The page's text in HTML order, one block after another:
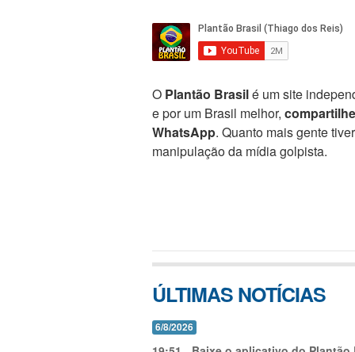
O Plantão Brasilé um site
e por um Brasil melhor,
WhatsApp. Quanto mais gente
manipulação da mídia golpista.
ÚLTIMAS NOTÍCIAS
6/8/2026